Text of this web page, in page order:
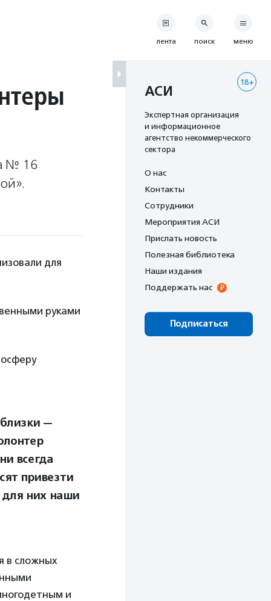
№ 16
для
руками
—
всегда
привезти
них наши
в сложных
и
лента поиск меню
18+
АСИ
Экспертная организация
и информационное
агентство некоммерческого
сектора
О нас
Контакты
Сотрудники
Мероприятия АСИ
Прислать новость
Полезная библиотека
Наши издания
Поддержать нас
Подписаться